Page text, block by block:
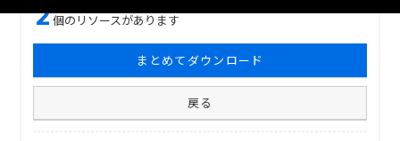
2個のリソースがあります
まとめてダウンロード
戻る